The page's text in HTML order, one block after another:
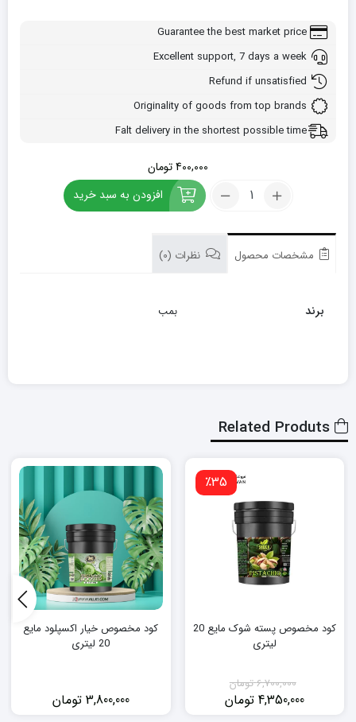
Guarantee the best market price
Excellent support, 7 days a week
Refund if unsatisfied
Originality of goods from top brands
Falt delivery in the shortest possible time
400,000تومان
کود
فروت
بمب
1
افزودن به سبد خرید
مشخصات محصول نظرات (0)
برند بمب
٪35
کود مخصوص پسته شوک مایع 20
لیتری
6,700,000تومان
قیمت
4,350,000 تومان
قیمت
کود مخصوص خیار اکسپلود مایع
20 لیتری
3,800,000 تومان